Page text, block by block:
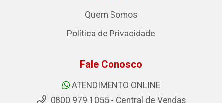
Quem Somos
Política de Privacidade
Fale Conosco
ATENDIMENTO ONLINE
0800 979 1055 - Central de Vendas